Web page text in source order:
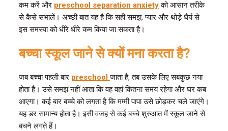
कम करें और preschool separation anxietyको आसान तरीके
से कैसे संभालें। अच्छी बात यह है कि सही समझ, प्यार और थोड़े धैर्य से
इस समस्या को धीरे धीरे कम किया जा सकता है।
बच्चा स्कूल जाने से क्यों मना करता है?
जब बच्चा पहली बार preschoolजाता है, तब उसके लिए सबकुछ नया
होता है। उसे समझ नहीं आता कि वह वहां कितना समय रहेगा और घर कब
आएगा। कई बार बच्चे को लगता है कि मम्मी पापा उसे छोड़कर चले जाएंगे।
यह डर सामान्य होता है। इसी वजह से कई बच्चे शुरुआत में स्कूल जाने से
बचने लगते हैं।